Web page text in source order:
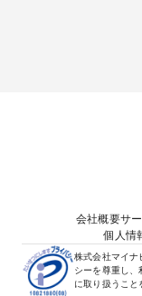
会社概要サ
個人情
株式会社マイナ
シーを尊重し
に取り扱うこと